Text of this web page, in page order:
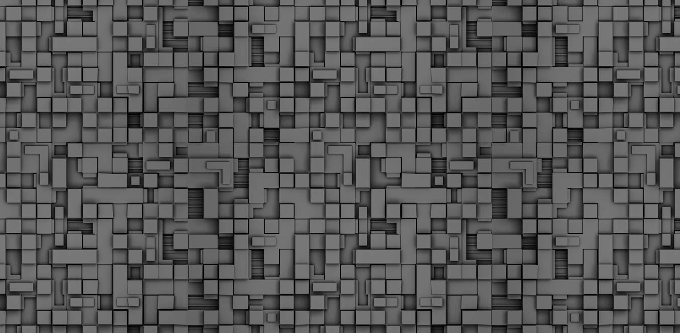
σε δήμους της χώρας. Το Dimastin, αναζητεί σχετικό
φωτογραφικό υλικό στο διαδίκτυο και σας το παρουσιάζει σε
αυτή την ανάρτηση. Επίσης, σας καλούμε, αν διαπιστώσετε ότι
μας έχουν "ξεφύγει" ορκωμοσίες, μπορείτε να στέλνετε το
φωτογραφικό τους υλικό στο dimasthes@gmail.gr ώστε να το
δημοσιεύουμε εδώ, άμεσα.
MAR
Θεσσαλονίκη: Ορκίστηκαν οι 75 νέοι δημοτικοί
αστυνομικοί – Τι τους ζήτησε ο Αγγελούδης
Ενισχύεται το έργο της δημοτικής αστυνομίας στο δήμο
Θεσσαλονίκης καθώς το πρωί της Τετάρτης 18 Μαρτίου
ορκίστηκαν οι 75 νέοι δημοτικοί αστυνομικοί.
«Με αυτούς, σε λίγους μήνες αποκτά ένα ισχυρό σώμα η
δημοτική αστυνομία. Θα είναι πιο κοντά στον πολίτη. Είχα την
ευκαιρία να είμαι σήμερα στην ορκωμοσία τους.
MAR
Ξεκίνησαν εδώ και μια εβδομάδα οι αφίξεις των
νεοπροσληφθέντων Δημοτικών Αστυνομικών στους
δήμους και οι ορκωμοσίες τους - Πλήρες
Μεγάλες μέρες ζει ο "οργανισμός" της Δημοτικής Αστυνομίας!
Να θυμίσουμε ότι κανονικές προσλήψεις στην Δημοτική
Αστυνομία έχουν να γίνουν από το 2010. Δεκαέξι ολόκληρα
χρόνια! Και βέβαια, ακόμη και με αυτές τις προσλήψεις, δεν
φτάνουμε ούτε τα 2/3 των Δημοτικών Αστυνομικών που
υπηρετούσαν το 2013 προ της κατάργησης της υπηρεσίας με
απόφαση του σημερινού πρωθυπουργού Κυριάκου Μητσοτάκη. Ας
είναι...
2
Δημοτική Αστυνομία Θεσσαλονίκης: Διμηνιαίος
απολογισμός ελέγχων τήρησης νομοθεσίας